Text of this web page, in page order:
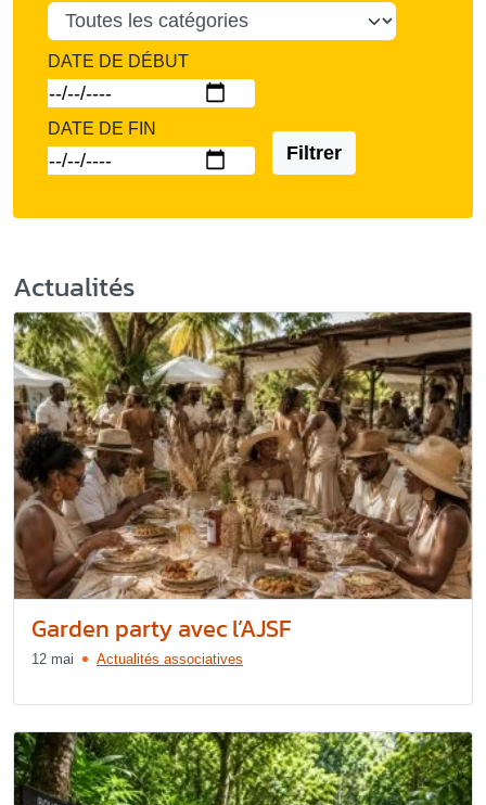
DATE DE DÉBUT
DATE DE FIN
Filtrer
Actualités
Garden party avec l’AJSF
12 mai Actualités associatives